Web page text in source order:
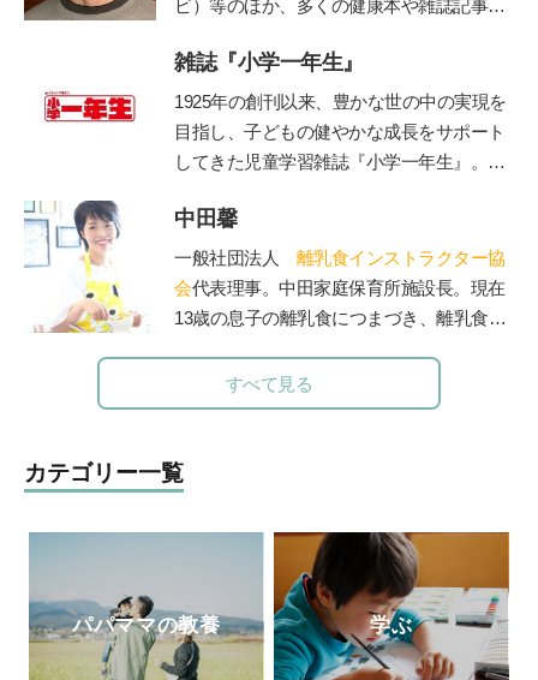
ビ）等のほか、多くの健康本や雑誌記事・
由流里舎農園」は日本野菜ソムリエ協会公
認。Twitterも更新中。
雑誌『小学一年生』
1925年の創刊以来、豊かな世の中の実現を
目指し、子どもの健やかな成長をサポート
してきた児童学習雑誌『小学一年生』。コ
む」。毎号、各界の第一線で活躍する有識
者・クリエイターに関わっていただき、子
ども達各々が自身の無限の可能性に気づ
き、各々の才能を伸ばすきっかけとなる誌
質な知育学習記事・付録を掲載していま
中田馨
一般社団法人 離乳食インストラクター協
会代表理事。中田家庭保育所施設長。現在
13歳の息子の離乳食につまづき、離乳食を
標」をモットーに、20年の保育士としての
経験を生かしながら赤ちゃんとママに寄り
伝えている。保育、講演、執筆などの分野
で活動中。自身が開催する離乳食インスト
ラクター協会2級・1級・養成講座はこれま
で2500人が受講。
すべて見る
カテゴリー一覧
パパママの教養 学ぶ